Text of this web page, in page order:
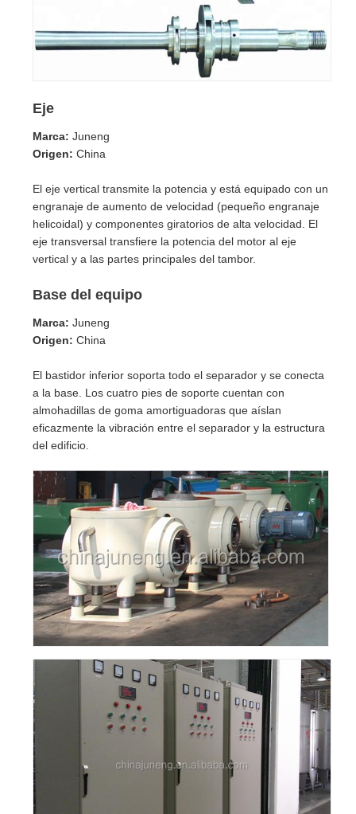
Eje
Marca: Juneng
Origen: China
El eje vertical transmite la potencia y está equipado con un
engranaje de aumento de velocidad (pequeño engranaje
helicoidal) y componentes giratorios de alta velocidad. El
eje transversal transfiere la potencia del motor al eje
vertical y a las partes principales del tambor.
Base del equipo
Marca: Juneng
Origen: China
El bastidor inferior soporta todo el separador y se conecta
a la base. Los cuatro pies de soporte cuentan con
almohadillas de goma amortiguadoras que aíslan
eficazmente la vibración entre el separador y la estructura
del edificio.